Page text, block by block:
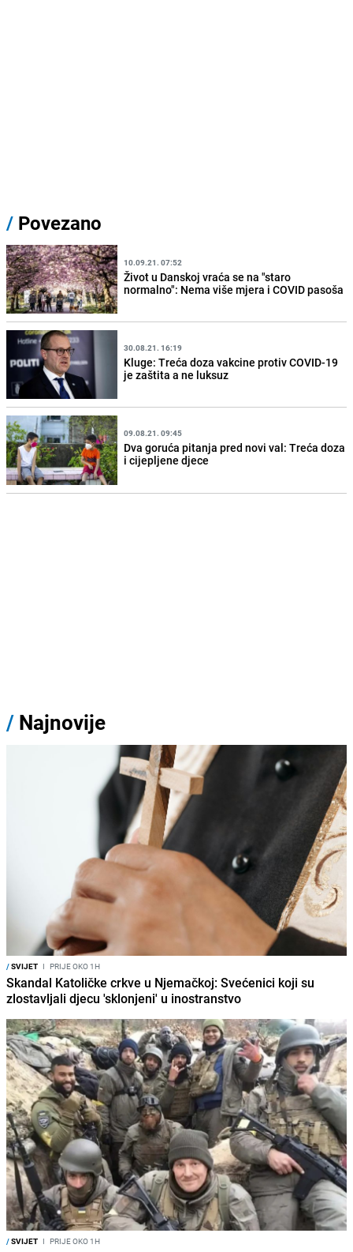
/ Povezano
10.09.21. 07:52
Život u Danskoj vraća se na "staro
normalno": Nema više mjera i COVID pasoša
30.08.21. 16:19
Kluge: Treća doza vakcine protiv COVID-19
je zaštita a ne luksuz
09.08.21. 09:45
Dva goruća pitanja pred novi val: Treća doza
i cijepljene djece
/ Najnovije
/SVIJET I PRIJE OKO 1H
Skandal Katoličke crkve u Njemačkoj: Svećenici koji su
zlostavljali djecu 'sklonjeni' u inostranstvo
/SVIJET I PRIJE OKO 1H